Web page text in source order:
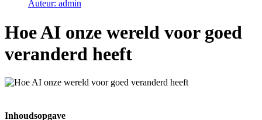
Auteur: admin
Hoe AI onze wereld voor goed
veranderd heeft
Inhoudsopgave